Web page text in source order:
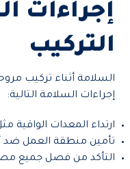
إجراءات
التركيب
السلامة أثناء تركيب
إجراءات السلامة التالية:
ارتداء المعدات الواقية
تأمين منطقة العمل ضد
التأكد من فصل جميع